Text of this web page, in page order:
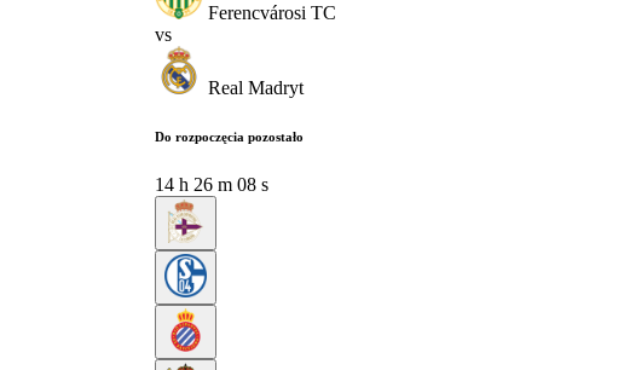
Ferencvárosi TC
vs
Real Madryt
Do rozpoczęcia pozostało
14 h 26 m 07 s